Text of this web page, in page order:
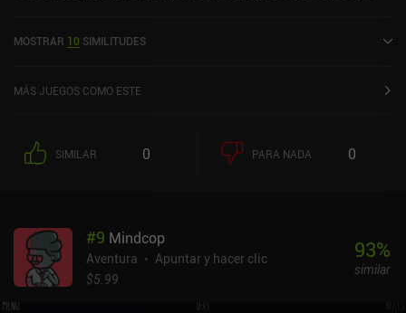
actualmente con una valoración de 4,2 sobre 5,0 en Google Play y
MOSTRAR 10 SIMILITUDES
MÁS JUEGOS COMO ESTE
SIMILAR 0 PARA NADA 0
#9 Mindcop
Aventura
Apuntar y hacer clic
$5.99
93%
similar